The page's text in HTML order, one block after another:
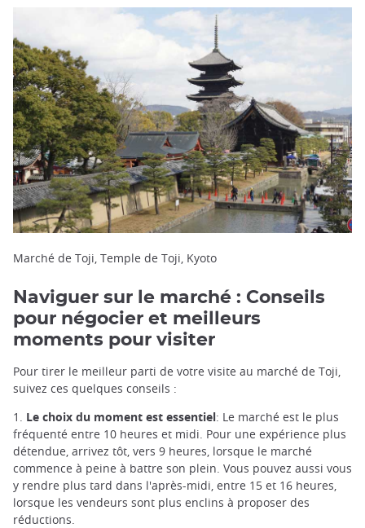
Marché de Toji, Temple de Toji, Kyoto
Naviguer sur le marché : Conseils
pour négocier et meilleurs
moments pour visiter
Pour tirer le meilleur parti de votre visite au marché de Toji,
suivez ces quelques conseils :
1. Le choix du moment est essentiel: Le marché est le plus
fréquenté entre 10 heures et midi. Pour une expérience plus
détendue, arrivez tôt, vers 9 heures, lorsque le marché
commence à peine à battre son plein. Vous pouvez aussi vous
y rendre plus tard dans l'après-midi, entre 15 et 16 heures,
lorsque les vendeurs sont plus enclins à proposer des
réductions.